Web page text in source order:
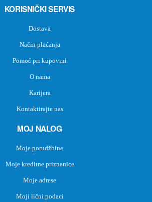
KORISNIČKI SERVIS
Dostava
Način plaćanja
Pomoć pri kupovini
O nama
Karijera
Kontaktirajte nas
MOJ NALOG
Moje porudžbine
Moje kreditne priznanice
Moje adrese
Moji lični podaci